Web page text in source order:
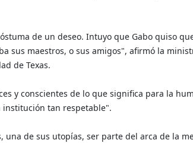
de un deseo. Intuyo que Gabo quiso
sus maestros, o sus amigos", afirmó la
de Texas.
y conscientes de lo que significa para la
institución tan respetable".
una de sus utopías, ser parte del arca de la